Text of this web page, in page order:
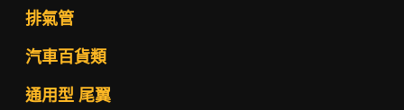
排氣管
汽車百貨類
通用型 尾翼